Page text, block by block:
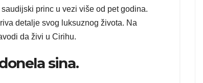
princ u vezi više od pet godina.
detalje svog luksuznog života. Na
da živi u Cirihu.
sina.